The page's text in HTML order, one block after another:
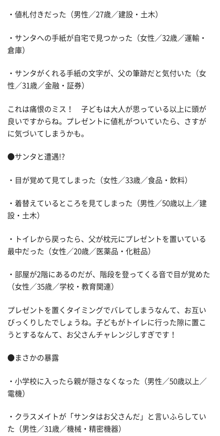
・値札付きだった（男性／27歳／建設・土木）
・サンタへの手紙が自宅で見つかった（女性／32歳／運輸・
倉庫）
・サンタがくれる手紙の文字が、父の筆跡だと気付いた（女
性／31歳／金融・証券）
これは痛恨のミス！ 子どもは大人が思っている以上に頭が
良いですからね。プレゼントに値札がついていたら、さすが
に気づいてしまうかも。
●サンタと遭遇!?
・目が覚めて見てしまった（女性／33歳／食品・飲料）
・着替えているところを見てしまった（男性／50歳以上／建
設・土木）
・トイレから戻ったら、父が枕元にプレゼントを置いている
最中だった（女性／20歳／医薬品・化粧品）
・部屋が2階にあるのだが、階段を登ってくる音で目が覚めた
（女性／35歳／学校・教育関連）
プレゼントを置くタイミングでバレてしまうなんて、お互い
びっくりしたでしょうね。子どもがトイレに行った隙に置こ
うとするなんて、お父さんチャレンジしすぎです！
●まさかの暴露
・小学校に入ったら親が隠さなくなった（男性／50歳以上／
電機）
・クラスメイトが「サンタはお父さんだ」と言いふらしてい
た（男性／31歳／機械・精密機器）